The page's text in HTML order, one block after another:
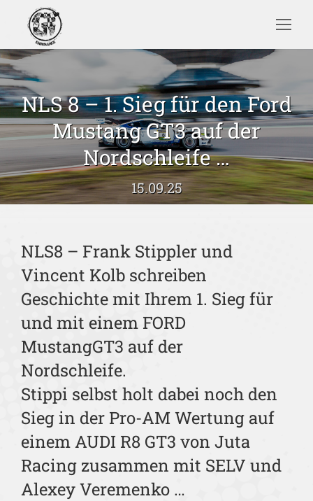
Search:
NLS 8 – 1. Sieg für den Ford
Mustang GT3 auf der
Nordschleife …
15.09.25
Sie befinden sich hier:
NLS8 – Frank Stippler und
Vincent Kolb schreiben
Geschichte mit Ihrem 1. Sieg für
und mit einem FORD
MustangGT3 auf der
Nordschleife.
Stippi selbst holt dabei noch den
Sieg in der Pro-AM Wertung auf
einem AUDI R8 GT3 von Juta
Racing zusammen mit SELV und
Alexey Veremenko …